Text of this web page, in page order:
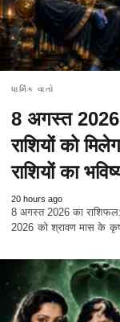
ધાર્મિક વાતો
8 अगस्त
राशियों को
राशियों का
20 hours ago
8 अगस्त 2026 का राशिफल:
2026 को श्रावण मास के